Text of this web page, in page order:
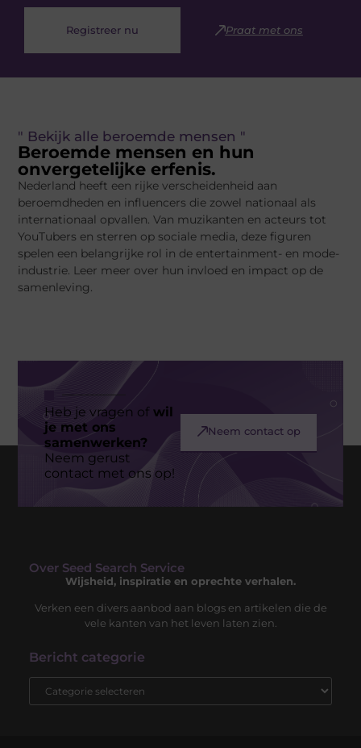
Registreer nu Praat met ons
" Bekijk alle beroemde mensen "
Beroemde mensen en hun
onvergetelijke erfenis.
Nederland heeft een rijke verscheidenheid aan
beroemdheden en influencers die zowel nationaal als
internationaal opvallen. Van muzikanten en acteurs tot
YouTubers en sterren op sociale media, deze figuren
spelen een belangrijke rol in de entertainment- en mode-
industrie. Leer meer over hun invloed en impact op de
samenleving.
Heb je vragen ofwil
je met ons
samenwerken?
Neem gerust
contact met ons op!
Neem contact op
Over Seed Search Service
Wijsheid, inspiratie en oprechte verhalen.
Verken een divers aanbod aan blogs en artikelen die de
vele kanten van het leven laten zien.
Bericht categorie